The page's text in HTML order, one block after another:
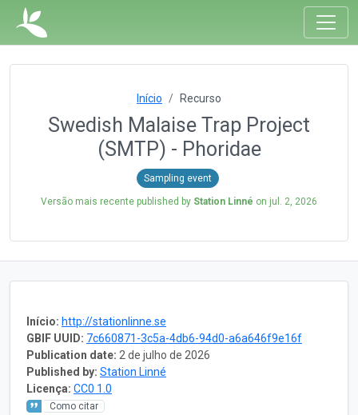
Início Recurso
Swedish Malaise Trap Project
(SMTP) - Phoridae
Sampling event
Versão mais recente published by Station Linné on jul. 2, 2026
Início: http://stationlinne.se
GBIF UUID: 7c660871-3c5a-4db6-94d0-a6a646f9e16f
Publication date: 2 de julho de 2026
Published by: Station Linné
Licença: CC0 1.0
Como citar